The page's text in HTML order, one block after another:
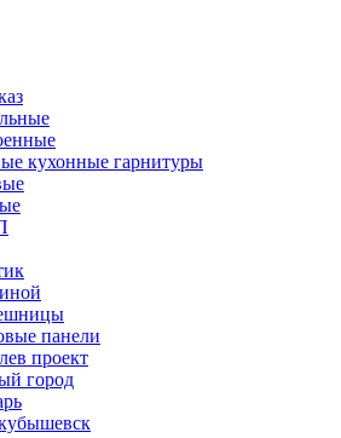
кухонные гарнитуры
панели
проект
город